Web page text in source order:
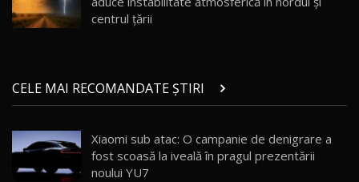
20
Noul ZEEKR 7X / Test Drive AutoBlog.MD
29:08
21
AutoBlog.MD
16:59
22
Noua Mazda 6e / Test Drive AutoBlog.MD
26:59
centrul țării
CELE MAI RECOMANDATE ȘTIRI
Xiaomi sub atac: O campanie de denigrare a
fost scoasă la iveală în pragul prezentării
noului YU7